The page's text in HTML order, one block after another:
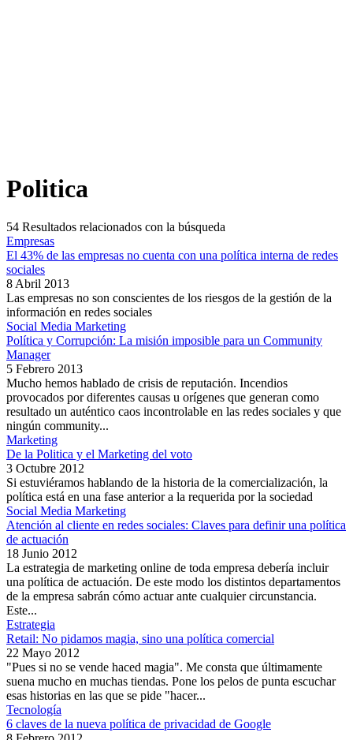
Politica
54 Resultados relacionados con la búsqueda
Empresas
El 43% de las empresas no cuenta con una política interna de redes
sociales
8 Abril 2013
Las empresas no son conscientes de los riesgos de la gestión de la
información en redes sociales
Social Media Marketing
Política y Corrupción: La misión imposible para un Community
Manager
5 Febrero 2013
Mucho hemos hablado de crisis de reputación. Incendios
provocados por diferentes causas u orígenes que generan como
resultado un auténtico caos incontrolable en las redes sociales y que
ningún community...
Marketing
De la Politica y el Marketing del voto
3 Octubre 2012
Si estuviéramos hablando de la historia de la comercialización, la
política está en una fase anterior a la requerida por la sociedad
Social Media Marketing
Atención al cliente en redes sociales: Claves para definir una política
de actuación
18 Junio 2012
La estrategia de marketing online de toda empresa debería incluir
una política de actuación. De este modo los distintos departamentos
de la empresa sabrán cómo actuar ante cualquier circunstancia.
Este...
Estrategia
Retail: No pidamos magia, sino una política comercial
22 Mayo 2012
"Pues si no se vende haced magia". Me consta que últimamente
suena mucho en muchas tiendas. Pone los pelos de punta escuchar
esas historias en las que se pide "hacer...
Tecnología
6 claves de la nueva política de privacidad de Google